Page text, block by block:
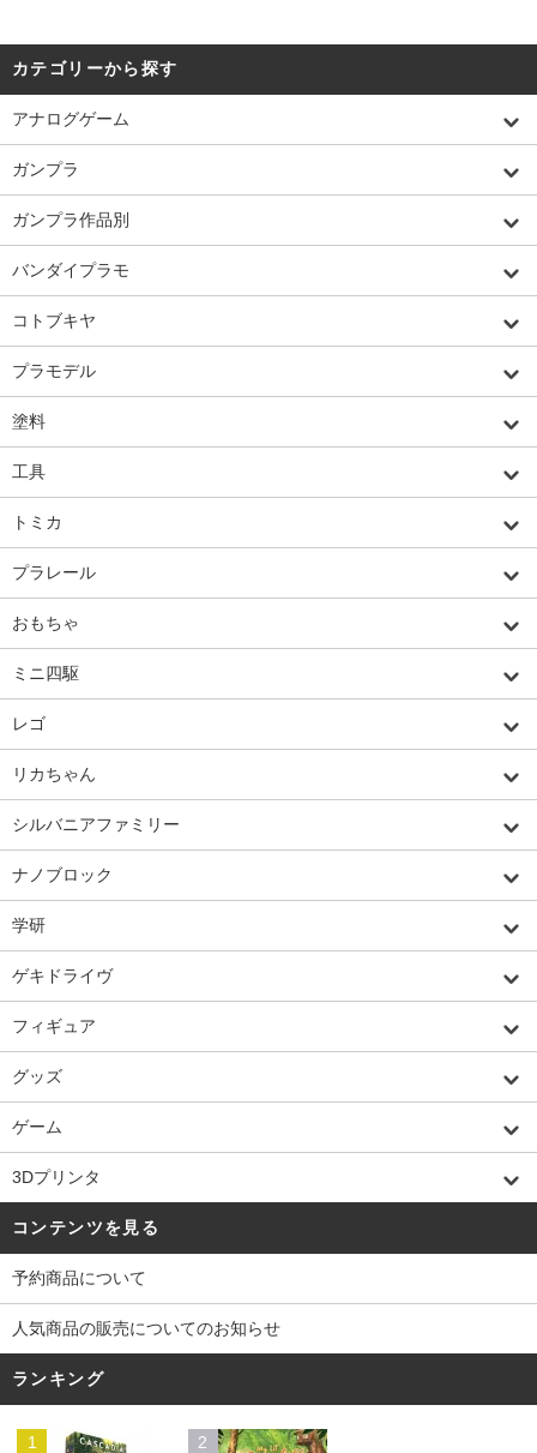
カテゴリーから探す
アナログゲーム
ガンプラ
ガンプラ作品別
バンダイプラモ
コトブキヤ
プラモデル
塗料
工具
トミカ
プラレール
おもちゃ
ミニ四駆
レゴ
リカちゃん
シルバニアファミリー
ナノブロック
学研
ゲキドライヴ
フィギュア
グッズ
ゲーム
3Dプリンタ
コンテンツを見る
予約商品について
人気商品の販売についてのお知らせ
ランキング
1 2